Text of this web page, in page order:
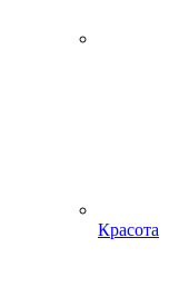
Красота